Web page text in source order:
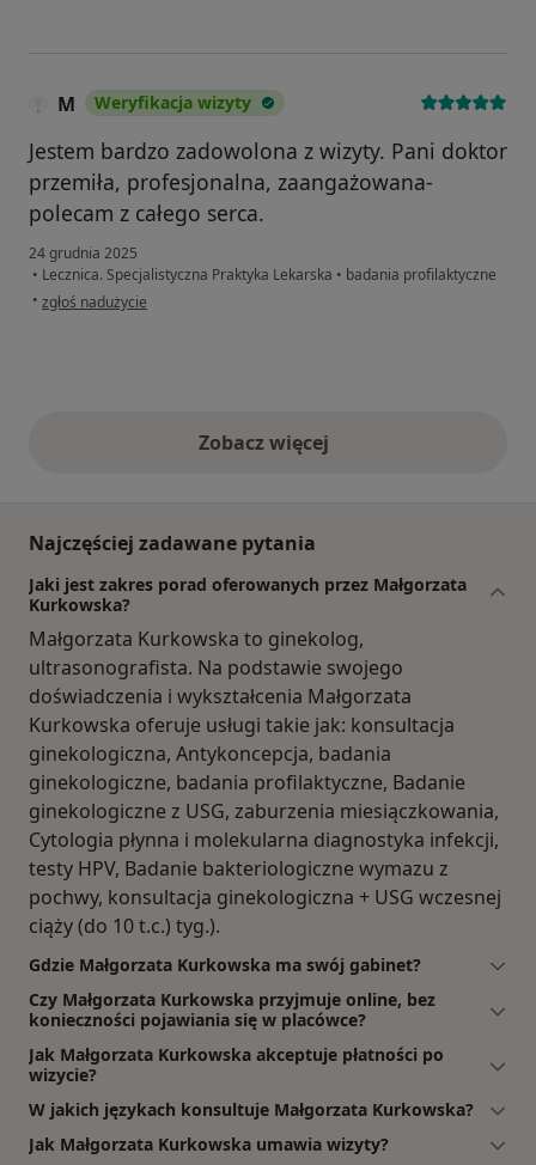
M Weryfikacja wizyty
Jestem bardzo zadowolona z wizyty. Pani doktor
przemiła, profesjonalna, zaangażowana-
polecam z całego serca.
24 grudnia 2025
• Lecznica. Specjalistyczna Praktyka Lekarska • badania profilaktyczne
• w opinii użytkownika M
zgłoś nadużycie
Zobacz więcejopinie powyżej
Najczęściej zadawane pytania
Jaki jest zakres porad oferowanych przez Małgorzata
Kurkowska?
Małgorzata Kurkowska to ginekolog,
ultrasonografista. Na podstawie swojego
doświadczenia i wykształcenia Małgorzata
Kurkowska oferuje usługi takie jak: konsultacja
ginekologiczna, Antykoncepcja, badania
ginekologiczne, badania profilaktyczne, Badanie
ginekologiczne z USG, zaburzenia miesiączkowania,
Cytologia płynna i molekularna diagnostyka infekcji,
testy HPV, Badanie bakteriologiczne wymazu z
pochwy, konsultacja ginekologiczna + USG wczesnej
ciąży (do 10 t.c.) tyg.).
Gdzie Małgorzata Kurkowska ma swój gabinet?
Czy Małgorzata Kurkowska przyjmuje online, bez
konieczności pojawiania się w placówce?
Jak Małgorzata Kurkowska akceptuje płatności po
wizycie?
W jakich językach konsultuje Małgorzata Kurkowska?
Jak Małgorzata Kurkowska umawia wizyty?